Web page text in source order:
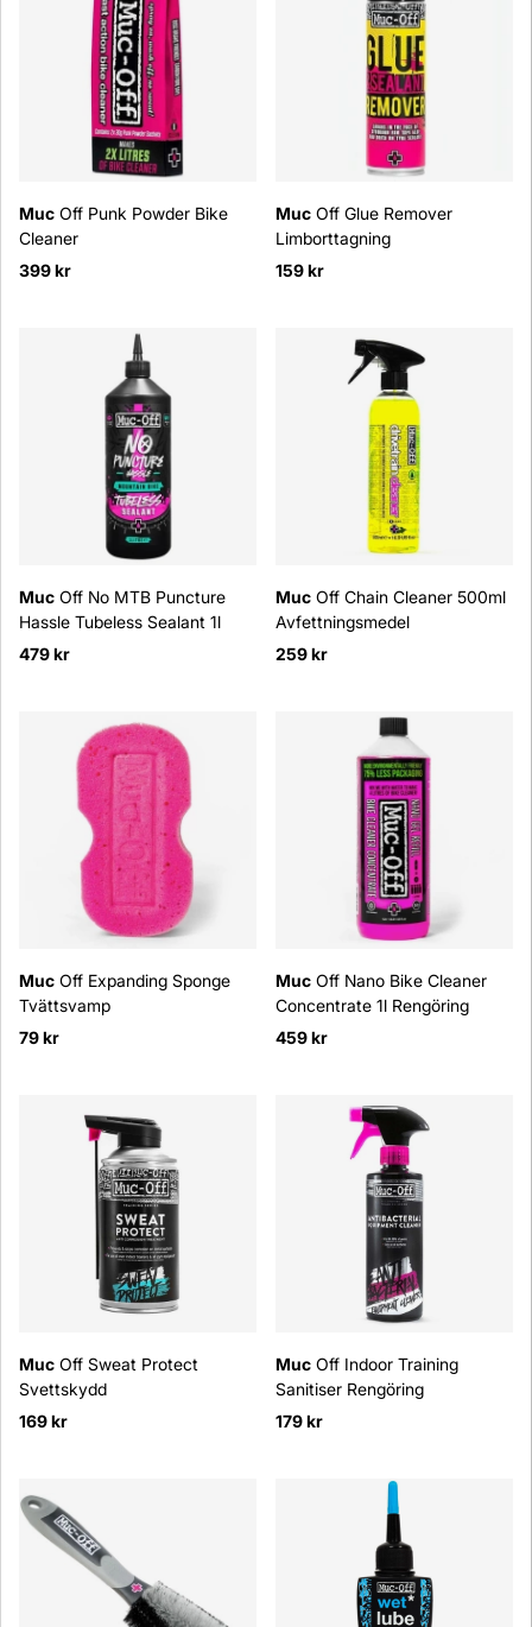
Muc Off Punk Powder Bike
Cleaner
399 kr
Muc Off Glue Remover
Limborttagning
159 kr
Muc Off No MTB Puncture
Hassle Tubeless Sealant 1l
479 kr
Muc Off Chain Cleaner 500ml
Avfettningsmedel
259 kr
Muc Off Expanding Sponge
Tvättsvamp
79 kr
Muc Off Nano Bike Cleaner
Concentrate 1l Rengöring
459 kr
Muc Off Sweat Protect
Svettskydd
169 kr
Muc Off Indoor Training
Sanitiser Rengöring
179 kr